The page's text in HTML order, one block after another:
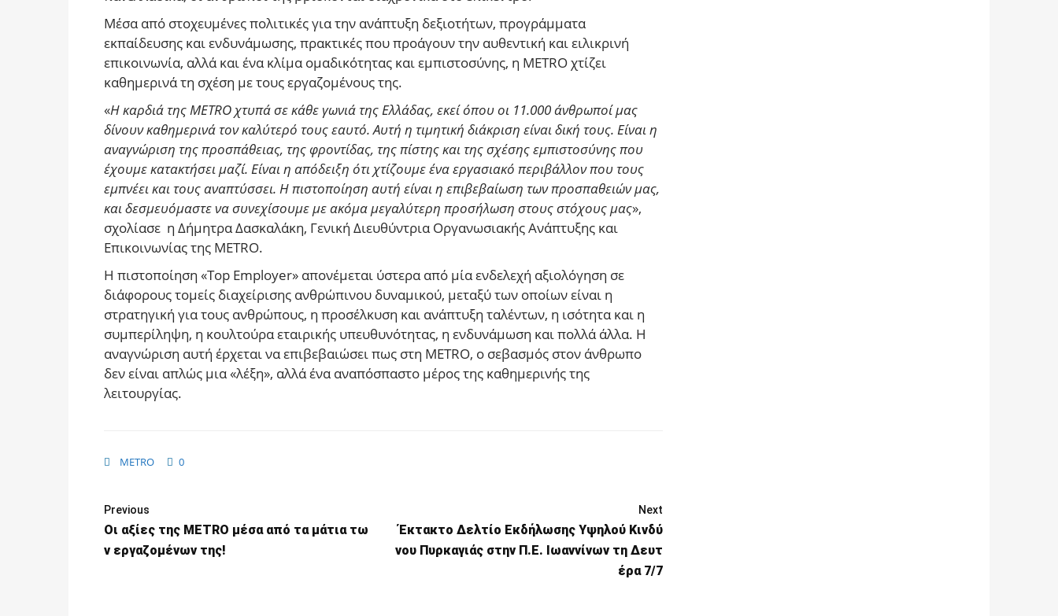
Μέσα από στοχευμένες πολιτικές για την ανάπτυξη δεξιοτήτων, προγράμματα
εκπαίδευσης και ενδυνάμωσης, πρακτικές που προάγουν την αυθεντική και ειλικρινή
επικοινωνία, αλλά και ένα κλίμα ομαδικότητας και εμπιστοσύνης, η METRO χτίζει
καθημερινά τη σχέση με τους εργαζομένους της.
«Η καρδιά της METRO χτυπά σε κάθε γωνιά της Ελλάδας, εκεί όπου οι 11.000 άνθρωποί μας
δίνουν καθημερινά τον καλύτερό τους εαυτό. Αυτή η τιμητική διάκριση είναι δική τους. Είναι η
αναγνώριση της προσπάθειας, της φροντίδας, της πίστης και της σχέσης εμπιστοσύνης που
έχουμε κατακτήσει μαζί. Είναι η απόδειξη ότι χτίζουμε ένα εργασιακό περιβάλλον που τους
εμπνέει και τους αναπτύσσει. Η πιστοποίηση αυτή είναι η επιβεβαίωση των προσπαθειών μας,
και δεσμευόμαστε να συνεχίσουμε με ακόμα μεγαλύτερη προσήλωση στους στόχους μας»,
σχολίασε η Δήμητρα Δασκαλάκη, Γενική Διευθύντρια Οργανωσιακής Ανάπτυξης και
Επικοινωνίας της METRO.
Η πιστοποίηση «Top Employer» απονέμεται ύστερα από μία ενδελεχή αξιολόγηση σε
διάφορους τομείς διαχείρισης ανθρώπινου δυναμικού, μεταξύ των οποίων είναι η
στρατηγική για τους ανθρώπους, η προσέλκυση και ανάπτυξη ταλέντων, η ισότητα και η
συμπερίληψη, η κουλτούρα εταιρικής υπευθυνότητας, η ενδυνάμωση και πολλά άλλα. Η
αναγνώριση αυτή έρχεται να επιβεβαιώσει πως στη METRO, ο σεβασμός στον άνθρωπο
δεν είναι απλώς μια «λέξη», αλλά ένα αναπόσπαστο μέρος της καθημερινής της
λειτουργίας.
METRO 0
Previous
Οι αξίες της METRO μέσα από τα μάτια τω
ν εργαζομένων της!
Next
Έκτακτο Δελτίο Εκδήλωσης Υψηλού Κινδύ
νου Πυρκαγιάς στην Π.Ε. Ιωαννίνων τη Δευτ
έρα 7/7